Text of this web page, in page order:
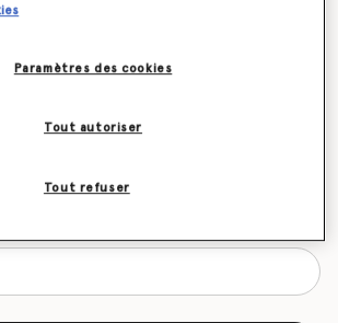
Paramètres des cookies
Tout refuser
Tout autoriser